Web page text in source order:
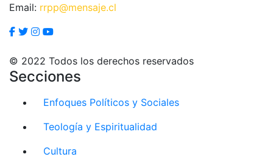
Email: rrpp@mensaje.cl
© 2022 Todos los derechos reservados
Secciones
Enfoques Políticos y Sociales
Teología y Espiritualidad
Cultura